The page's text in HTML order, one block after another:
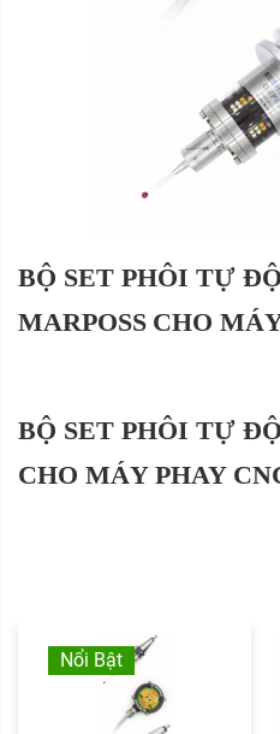
BỘ SET PHÔI TỰ
MARPOSS CHO
BỘ SET PHÔI TỰ
CHO MÁY PHAY
Nổi Bật